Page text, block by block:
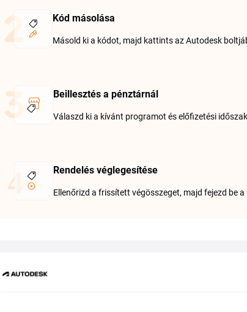
Kód másolása
Másold ki a kódot, majd kattints az Autodesk
Beillesztés a pénztárnál
Válaszd ki a kívánt programot és előfizetési
Rendelés véglegesítése
Ellenőrizd a frissített végösszeget, majd fejezd be a